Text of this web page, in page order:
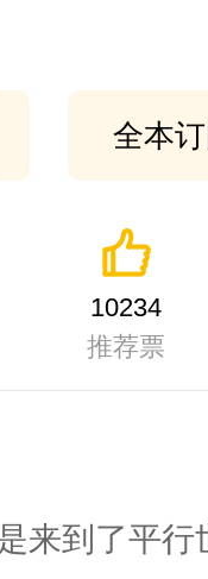
全本
10234
推荐票
来到了平行